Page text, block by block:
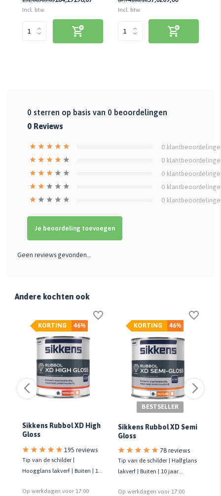
Incl. btw Incl. btw
0 sterren op basis van 0 beoordelingen
0 Reviews
0
0
0
0
0
Je beoordeling toevoegen
Geen reviews gevonden...
Andere kochten ook
46%
KORTING
Sikkens Rubbol XD High
Gloss
195 reviews
Tip van de schilder |
Hoogglans lakverf | Buiten | 10
Op werkdagen voor 17:00
46%
KORTING
BESTSELLER
Sikkens Rubbol XD Semi
Gloss
78 reviews
Tip van de schilder | Halfglans
lakverf | Buiten | 10 jaar
Op werkdagen voor 17:00